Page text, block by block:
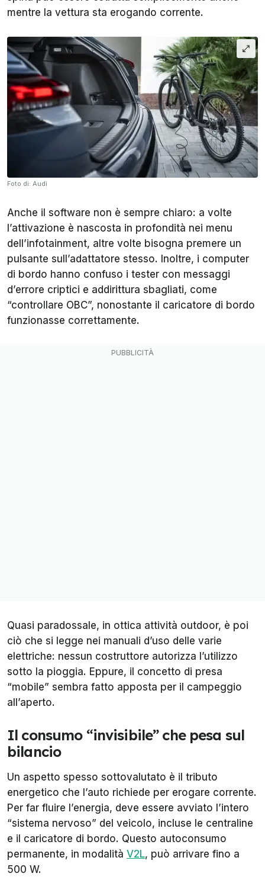
mentre la vettura sta erogando corrente.
Foto di: Audi
Anche il software non è sempre chiaro: a volte
l’attivazione è nascosta in profondità nei menu
dell’infotainment, altre volte bisogna premere un
pulsante sull’adattatore stesso. Inoltre, i computer
di bordo hanno confuso i tester con messaggi
d’errore criptici e addirittura sbagliati, come
“controllare OBC”, nonostante il caricatore di bordo
funzionasse correttamente.
Quasi paradossale, in ottica attività outdoor, è poi
ciò che si legge nei manuali d’uso delle varie
elettriche: nessun costruttore autorizza l’utilizzo
sotto la pioggia. Eppure, il concetto di presa
“mobile” sembra fatto apposta per il campeggio
all’aperto.
Il consumo “invisibile” che pesa sul
bilancio
Un aspetto spesso sottovalutato è il tributo
energetico che l’auto richiede per erogare corrente.
Per far fluire l’energia, deve essere avviato l’intero
“sistema nervoso” del veicolo, incluse le centraline
e il caricatore di bordo. Questo autoconsumo
permanente, in modalità V2L, può arrivare fino a
500 W.